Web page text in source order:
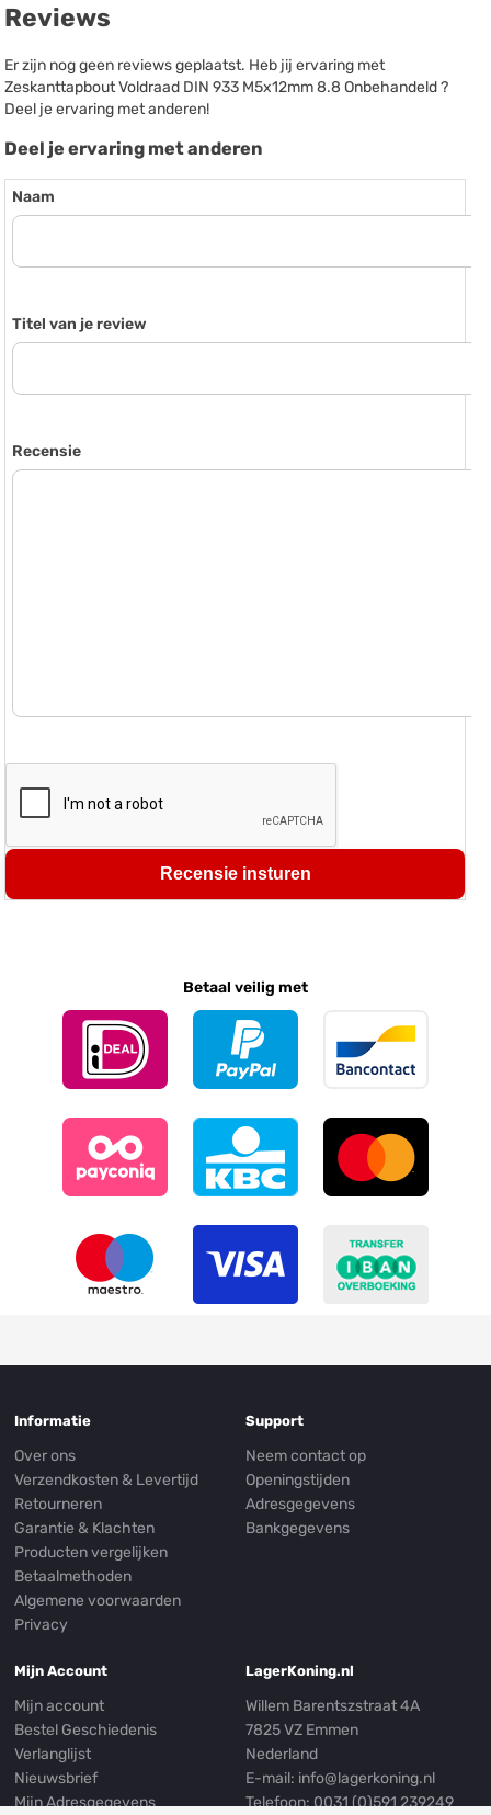
Reviews
Er zijn nog geen reviews geplaatst. Heb jij ervaring met
Zeskanttapbout Voldraad DIN 933 M5x12mm 8.8 Onbehandeld ?
Deel je ervaring met anderen!
Deel je ervaring met anderen
Naam
Titel van je review
Recensie
Recensie insturen
Betaal veilig met
Informatie
Over ons
Verzendkosten & Levertijd
Retourneren
Garantie & Klachten
Producten vergelijken
Betaalmethoden
Algemene voorwaarden
Privacy
Support
Neem contact op
Openingstijden
Adresgegevens
Bankgegevens
Mijn Account
Mijn account
Bestel Geschiedenis
Verlanglijst
Nieuwsbrief
Mijn Adresgegevens
LagerKoning.nl
Willem Barentszstraat 4A
7825 VZ Emmen
Nederland
E-mail: info@lagerkoning.nl
Telefoon: 0031 (0)591 239249